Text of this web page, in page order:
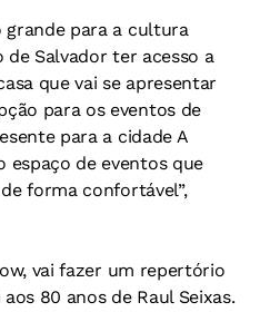
grande para a cultura
de Salvador ter acesso a
que vai se apresentar
para os eventos de
para a cidade A
espaço de eventos que
forma confortável”,
vai fazer um repertório
80 anos de Raul Seixas.